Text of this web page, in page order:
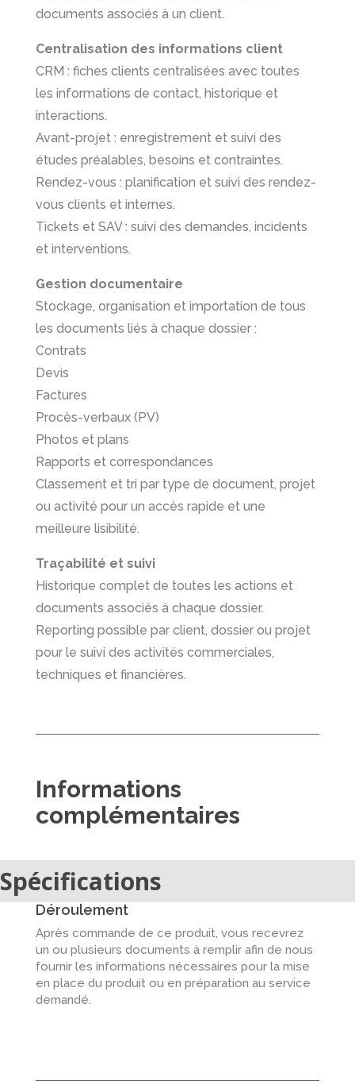
documents associés à un client.
Centralisation des informations client
CRM : fiches clients centralisées avec toutes
les informations de contact, historique et
interactions.
Avant-projet : enregistrement et suivi des
études préalables, besoins et contraintes.
Rendez-vous : planification et suivi des rendez-
vous clients et internes.
Tickets et SAV : suivi des demandes, incidents
et interventions.
Gestion documentaire
Stockage, organisation et importation de tous
les documents liés à chaque dossier :
Contrats
Devis
Factures
Procès-verbaux (PV)
Photos et plans
Rapports et correspondances
Classement et tri par type de document, projet
ou activité pour un accès rapide et une
meilleure lisibilité.
Traçabilité et suivi
Historique complet de toutes les actions et
documents associés à chaque dossier.
Reporting possible par client, dossier ou projet
pour le suivi des activités commerciales,
techniques et financières.
Informations
complémentaires
Spécifications
Déroulement
Après commande de ce produit, vous recevrez
un ou plusieurs documents à remplir afin de nous
fournir les informations nécessaires pour la mise
en place du produit ou en préparation au service
demandé.